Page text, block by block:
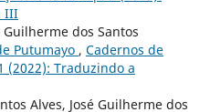
III
Guilherme dos Santos
Putumayo , Cadernos de
(2022): Traduzindo a
Alves, José Guilherme dos